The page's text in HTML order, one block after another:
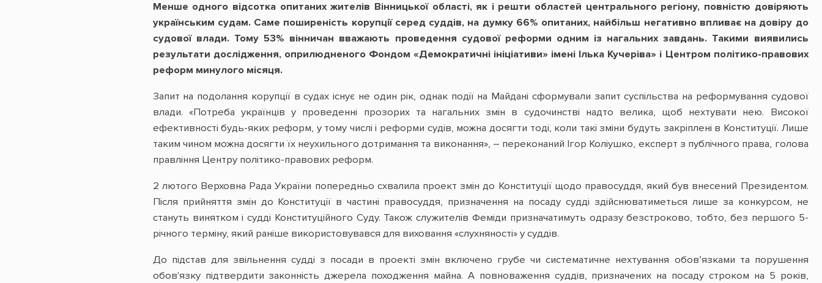
Менше одного відсотка опитаних жителів Вінницької області, як і решти областей центрального регіону, повністю довіряють
українським судам. Саме поширеність корупції серед суддів, на думку 66% опитаних, найбільш негативно впливає на довіру до
судової влади. Тому 53% вінничан вважають проведення судової реформи одним із нагальних завдань. Такими виявились
результати дослідження, оприлюдненого Фондом «Демократичні ініціативи» імені Ілька Кучеріва» і Центром політико-правових
реформ минулого місяця.
Запит на подолання корупції в судах існує не один рік, однак події на Майдані сформували запит суспільства на реформування судової
влади. «Потреба українців у проведенні прозорих та нагальних змін в судочинстві надто велика, щоб нехтувати нею. Високої
ефективності будь-яких реформ, у тому числі і реформи судів, можна досягти тоді, коли такі зміни будуть закріплені в Конституції. Лише
таким чином можна досягти їх неухильного дотримання та виконання», – переконаний Ігор Коліушко, експерт з публічного права, голова
правління Центру політико-правових реформ.
2 лютого Верховна Рада України попередньо схвалила проект змін до Конституції щодо правосуддя, який був внесений Президентом.
Після прийняття змін до Конституції в частині правосуддя, призначення на посаду судді здійснюватиметься лише за конкурсом, не
стануть винятком і судді Конституційного Суду. Також служителів Феміди призначатимуть одразу безстроково, тобто, без першого 5-
річного терміну, який раніше використовувався для виховання «слухняності» у суддів.
До підстав для звільнення судді з посади в проекті змін включено грубе чи систематичне нехтування обов’язками та порушення
обов'язку підтвердити законність джерела походження майна. А повноваження суддів, призначених на посаду строком на 5 років,